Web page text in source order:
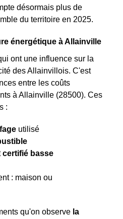
désormais plus de
du territoire en 2025.
énergétique à Allainville
ont une influence sur la
des Allainvillois. C'est
entre les coûts
à Allainville (28500). Ces
:
utilisé
certifié basse
: maison ou
qu'on observe la